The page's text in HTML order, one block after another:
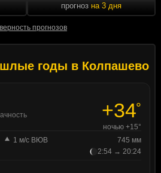
прогнозов
прогноз на 3 дня
годы в Колпашево
+34°
ночью +15°
1 м/с ВЮВ
745 мм
2:54 → 20:24